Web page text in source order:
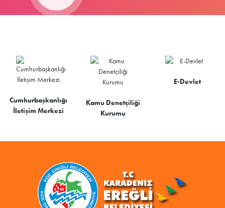
Cumhurbaşkanlığı
İletişim Merkezi
Kamu Denetçiliği
Kurumu
E-Devlet